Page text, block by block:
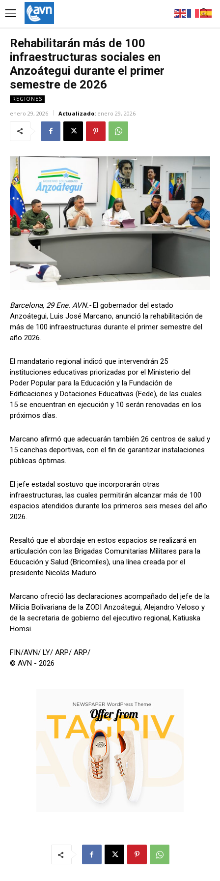
Rehabilitarán más de 100
infraestructuras sociales en
Anzoátegui durante el primer
semestre de 2026
REGIONES
enero 29, 2026 Actualizado: enero 29, 2026
Barcelona, 29 Ene. AVN.-El gobernador del estado
Anzoátegui, Luis José Marcano, anunció la rehabilitación de
más de 100 infraestructuras durante el primer semestre del
año 2026.
El mandatario regional indicó que intervendrán 25
instituciones educativas priorizadas por el Ministerio del
Poder Popular para la Educación y la Fundación de
Edificaciones y Dotaciones Educativas (Fede), de las cuales
15 se encuentran en ejecución y 10 serán renovadas en los
próximos días.
Marcano afirmó que adecuarán también 26 centros de salud y
15 canchas deportivas, con el fin de garantizar instalaciones
públicas óptimas.
El jefe estadal sostuvo que incorporarán otras
infraestructuras, las cuales permitirán alcanzar más de 100
espacios atendidos durante los primeros seis meses del año
2026.
Resaltó que el abordaje en estos espacios se realizará en
articulación con las Brigadas Comunitarias Militares para la
Educación y Salud (Bricomiles), una línea creada por el
presidente Nicolás Maduro.
Marcano ofreció las declaraciones acompañado del jefe de la
Milicia Bolivariana de la ZODI Anzoátegui, Alejandro Veloso y
de la secretaria de gobierno del ejecutivo regional, Katiuska
Homsi.
FIN/AVN/ LY/ ARP/ ARP/
© AVN - 2026